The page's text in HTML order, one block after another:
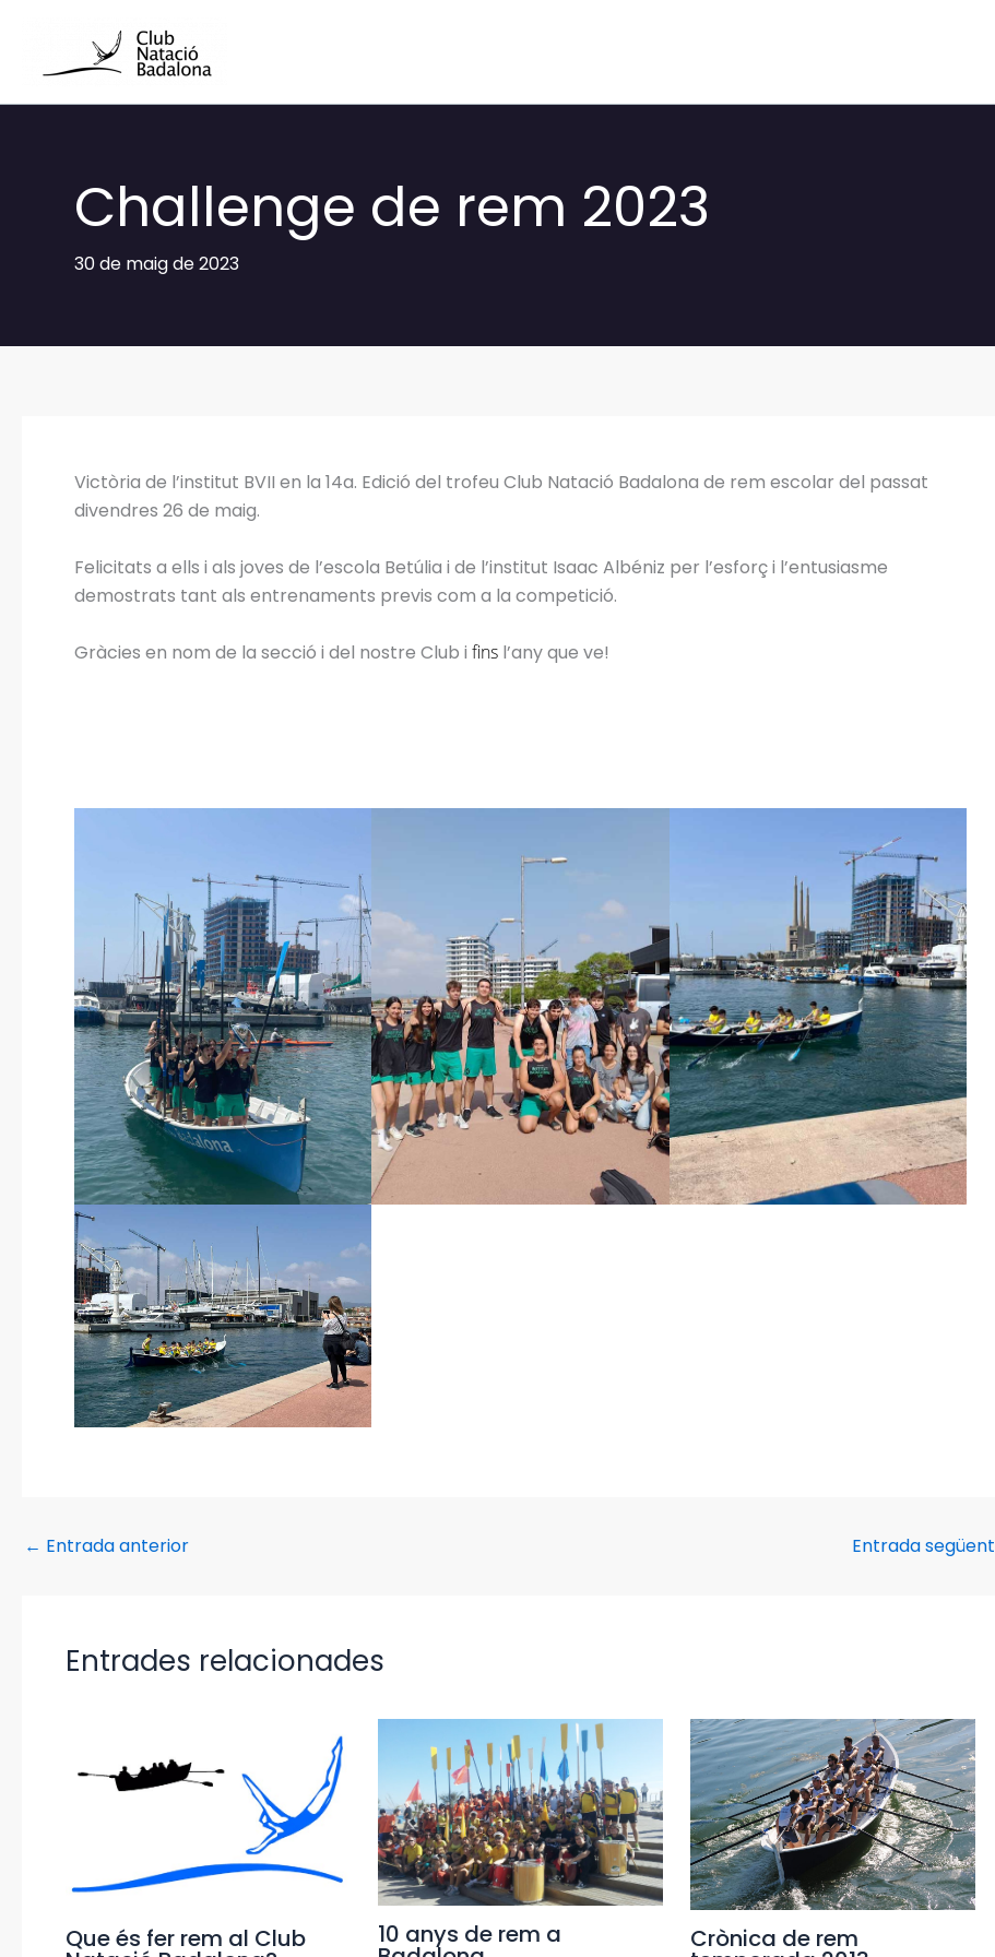
contingut
Challenge de rem 2023
30 de maig de 2023
Victòria de l’institut BVII en la 14a. Edició del trofeu Club Natació Badalona de rem escolar del passat
divendres 26 de maig.
Felicitats a ells i als joves de l’escola Betúlia i de l’institut Isaac Albéniz per l’esforç i l’entusiasme
demostrats tant als entrenaments previs com a la competició.
Gràcies en nom de la secció i del nostre Club i fins l’any que ve!
← Entrada anterior Entrada següent
Entrades relacionades
Que és fer rem al Club 10 anys de rem a Crònica de rem